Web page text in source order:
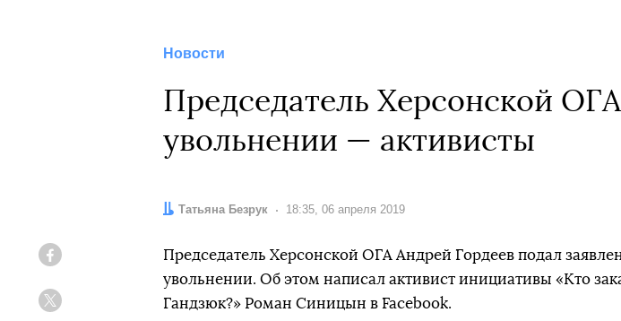
Новости
Председатель Херсонской
увольнении — активисты
Автор:
Татьяна Безрук Дата:
18:35, 06 апреля 2019
Председатель Херсонской ОГА Андрей Гордеев подал
увольнении. Об этом написал активист инициативы «Кто
Гандзюк?» Роман Синицын в Facebook.